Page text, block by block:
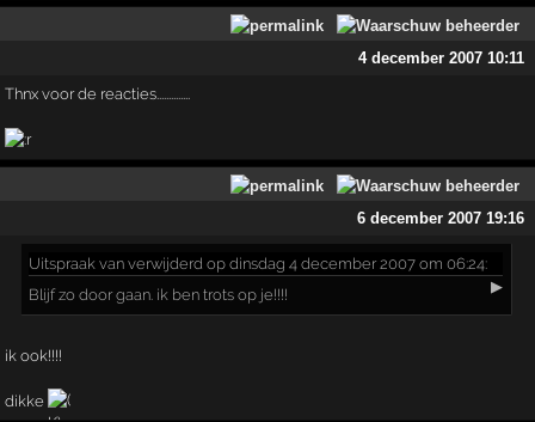
4 december 2007 10:11
Thnx voor de reacties..............
6 december 2007 19:16
Uitspraak van verwijderd op dinsdag 4 december 2007 om 06:24:
▶
Blijf zo door gaan. ik ben trots op je!!!!
ik ook!!!!
dikke